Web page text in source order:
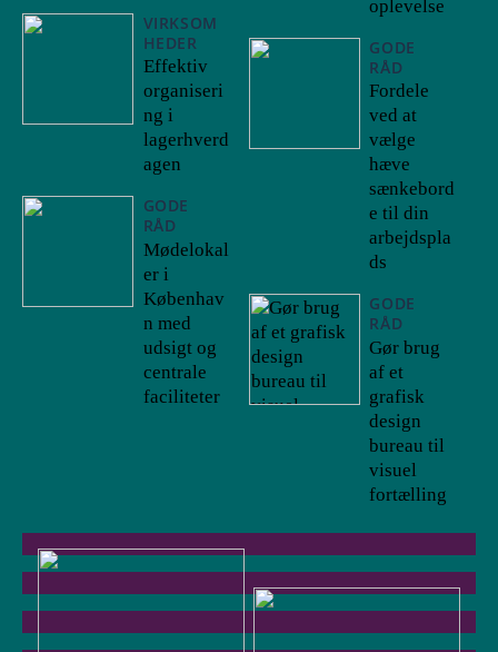
VIRKSOM
HEDER
Effektiv
organiseri
ng i
lagerhverd
agen
GODE
RÅD
Mødelokal
er i
Københav
n med
udsigt og
centrale
faciliteter
oplevelse
GODE
RÅD
Fordele
ved at
vælge
hæve
sænkebord
e til din
arbejdspla
ds
GODE
RÅD
Gør brug
af et
grafisk
design
bureau til
visuel
fortælling